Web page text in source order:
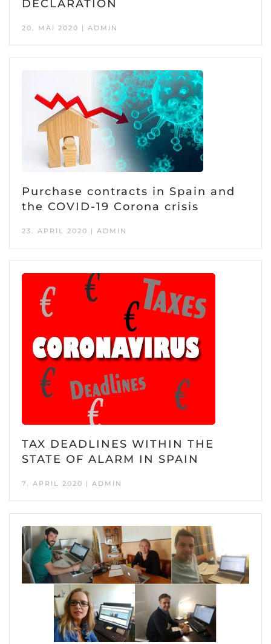
DECLARATION
20. MAI 2020 | ADMIN
Purchase contracts in Spain and
the COVID-19 Corona crisis
23. APRIL 2020 | ADMIN
TAX DEADLINES WITHIN THE
STATE OF ALARM IN SPAIN
7. APRIL 2020 | ADMIN